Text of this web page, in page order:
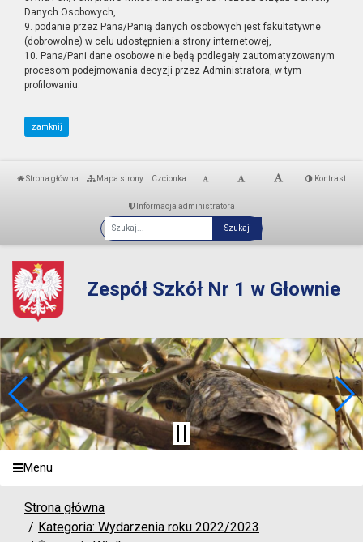
Danych Osobowych,
9. podanie przez Pana/Panią danych osobowych jest fakultatywne
(dobrowolne) w celu udostępnienia strony internetowej,
10. Pana/Pani dane osobowe nie będą podlegały zautomatyzowanym
procesom podejmowania decyzji przez Administratora, w tym
profilowaniu.
zamknij
Strona główna Mapa strony Czcionka Kontrast
Informacja administratora
Fraza
Zespół Szkół Nr 1 w Głownie
Menu
Strona główna
Kategoria: Wydarzenia roku 2022/2023